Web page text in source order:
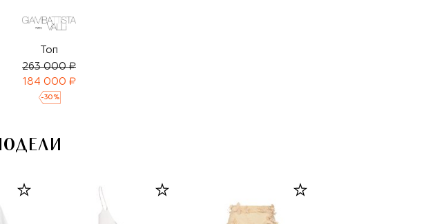
Топ
263 000 ₽
184 000 ₽
-30 %